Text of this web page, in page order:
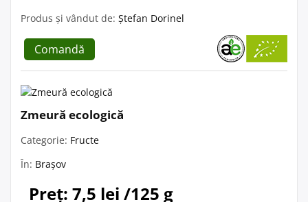
Produs și vândut de: Ștefan Dorinel
Comandă
Zmeură ecologică
Categorie: Fructe
În: Brașov
Preț: 7,5 lei /125 g